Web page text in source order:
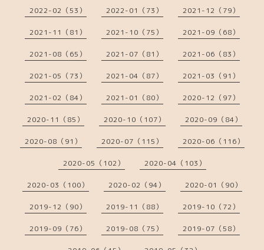
2022-02（53） 2022-01（73） 2021-12（79）
2021-11（81） 2021-10（75） 2021-09（68）
2021-08（65） 2021-07（81） 2021-06（83）
2021-05（73） 2021-04（87） 2021-03（91）
2021-02（84） 2021-01（80） 2020-12（97）
2020-11（85） 2020-10（107） 2020-09（84）
2020-08（91） 2020-07（115） 2020-06（116）
2020-05（102） 2020-04（103）
2020-03（100） 2020-02（94） 2020-01（90）
2019-12（90） 2019-11（88） 2019-10（72）
2019-09（76） 2019-08（75） 2019-07（58）